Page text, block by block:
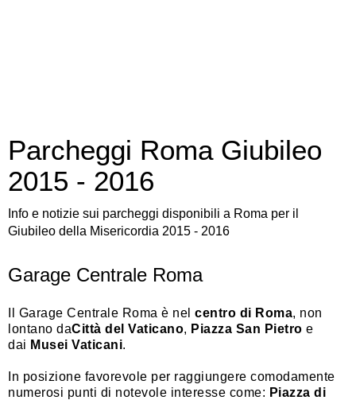
Parcheggi Roma Giubileo
2015 - 2016
Info e notizie sui parcheggi disponibili a Roma per il
Giubileo della Misericordia 2015 - 2016
Garage Centrale Roma
Il Garage Centrale Roma è nel centro di Roma, non
lontano daCittà del Vaticano, Piazza San Pietro e
dai Musei Vaticani.
In posizione favorevole per raggiungere comodamente
numerosi punti di notevole interesse come: Piazza di